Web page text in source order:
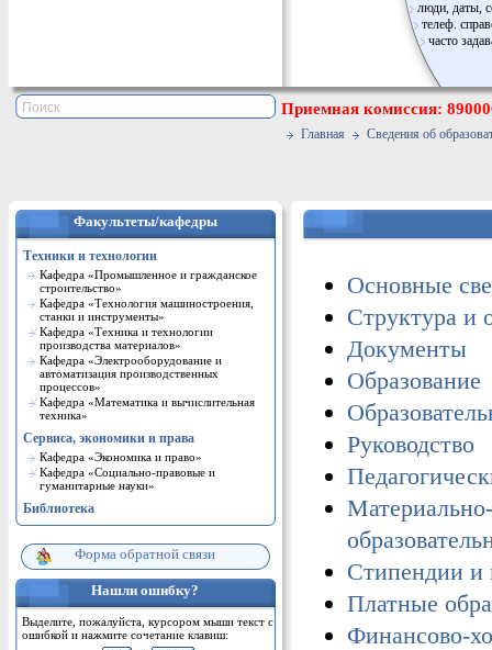
люди, даты,
телеф.
часто
Приемная комиссия:
Главная Сведения об
Факультеты/кафедры
Техники и технологии
Кафедра «Промышленное и гражданское
строительство»
Кафедра «Технология машиностроения,
станки и инструменты»
Кафедра «Техника и технологии
производства материалов»
Кафедра «Электрооборудование и
автоматизация производственных
процессов»
Кафедра «Математика и вычислительная
техника»
Сервиса, экономики и права
Кафедра «Экономика и право»
Кафедра «Cоциально-правовые и
гуманитарные науки»
Библиотека
Форма обратной связи
Нашли ошибку?
Выделите, пожалуйста, курсором мыши текст с
ошибкой и нажмите сочетание клавиш:
Основные
Структура и
Документы
Образование
Руководство
Стипендии и
Платные
Финансово-